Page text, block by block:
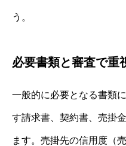
う。
必要書類と審査で重
一般的に必要となる書類
す請求書、契約書、売掛
ます。売掛先の信用度（